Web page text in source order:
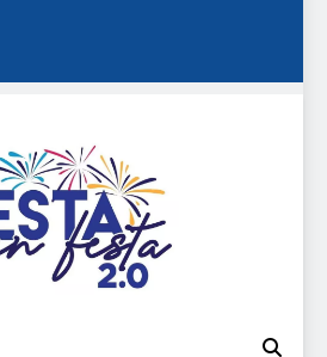
festa en festa 2.0